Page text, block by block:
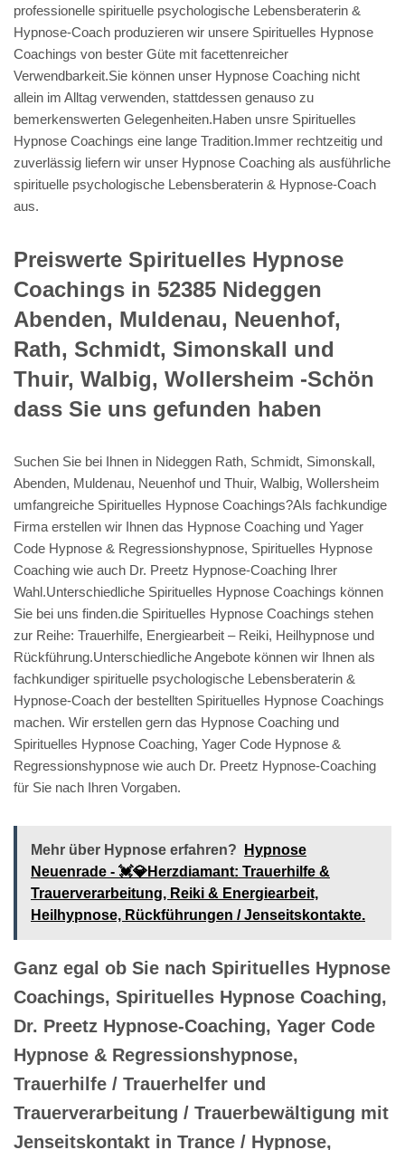
professionelle spirituelle psychologische Lebensberaterin &
Hypnose-Coach produzieren wir unsere Spirituelles Hypnose
Coachings von bester Güte mit facettenreicher
Verwendbarkeit.Sie können unser Hypnose Coaching nicht
allein im Alltag verwenden, stattdessen genauso zu
bemerkenswerten Gelegenheiten.Haben unsre Spirituelles
Hypnose Coachings eine lange Tradition.Immer rechtzeitig und
zuverlässig liefern wir unser Hypnose Coaching als ausführliche
spirituelle psychologische Lebensberaterin & Hypnose-Coach
aus.
Preiswerte Spirituelles Hypnose
Coachings in 52385 Nideggen
Abenden, Muldenau, Neuenhof,
Rath, Schmidt, Simonskall und
Thuir, Walbig, Wollersheim -Schön
dass Sie uns gefunden haben
Suchen Sie bei Ihnen in Nideggen Rath, Schmidt, Simonskall,
Abenden, Muldenau, Neuenhof und Thuir, Walbig, Wollersheim
umfangreiche Spirituelles Hypnose Coachings?Als fachkundige
Firma erstellen wir Ihnen das Hypnose Coaching und Yager
Code Hypnose & Regressionshypnose, Spirituelles Hypnose
Coaching wie auch Dr. Preetz Hypnose-Coaching Ihrer
Wahl.Unterschiedliche Spirituelles Hypnose Coachings können
Sie bei uns finden.die Spirituelles Hypnose Coachings stehen
zur Reihe: Trauerhilfe, Energiearbeit – Reiki, Heilhypnose und
Rückführung.Unterschiedliche Angebote können wir Ihnen als
fachkundiger spirituelle psychologische Lebensberaterin &
Hypnose-Coach der bestellten Spirituelles Hypnose Coachings
machen. Wir erstellen gern das Hypnose Coaching und
Spirituelles Hypnose Coaching, Yager Code Hypnose &
Regressionshypnose wie auch Dr. Preetz Hypnose-Coaching
für Sie nach Ihren Vorgaben.
Mehr über Hypnose erfahren?
Hypnose
Neuenrade - 💓️💎Herzdiamant: Trauerhilfe &
Trauerverarbeitung, Reiki & Energiearbeit,
Heilhypnose, Rückführungen / Jenseitskontakte.
Ganz egal ob Sie nach Spirituelles Hypnose
Coachings, Spirituelles Hypnose Coaching,
Dr. Preetz Hypnose-Coaching, Yager Code
Hypnose & Regressionshypnose,
Trauerhilfe / Trauerhelfer und
Trauerverarbeitung / Trauerbewältigung mit
Jenseitskontakt in Trance / Hypnose,